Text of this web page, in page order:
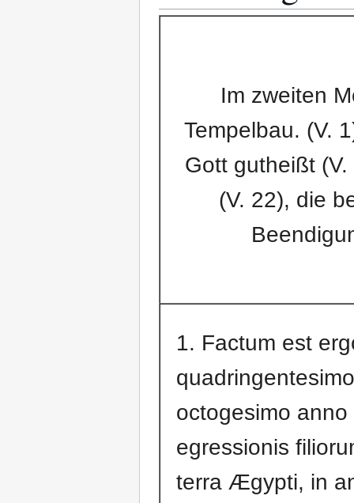
Im zweiten
Tempelbau. (V.
Gott gutheißt
(V. 22), die
1. Factum est
octogesimo anno
egressionis
terra Ægypti, in